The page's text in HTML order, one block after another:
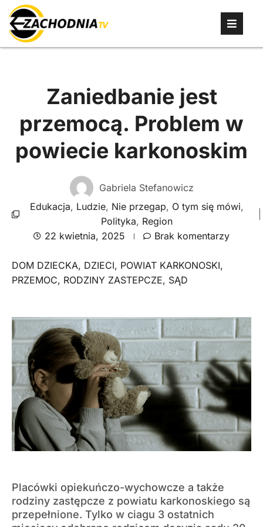
Zaniedbanie jest
przemocą. Problem w
powiecie karkonoskim
Gabriela Stefanowicz
Edukacja, Ludzie, Nie przegap, O tym się mówi,
Polityka, Region
22 kwietnia, 2025
Brak komentarzy
DOM DZIECKA, DZIECI, POWIAT KARKONOSKI,
PRZEMOC, RODZINY ZASTEPCZE, SĄD
Placówki opiekuńczo-wychowcze a także
rodziny zastępcze z powiatu karkonoskiego są
przepełnione. Tylko w ciagu 3 ostatnich